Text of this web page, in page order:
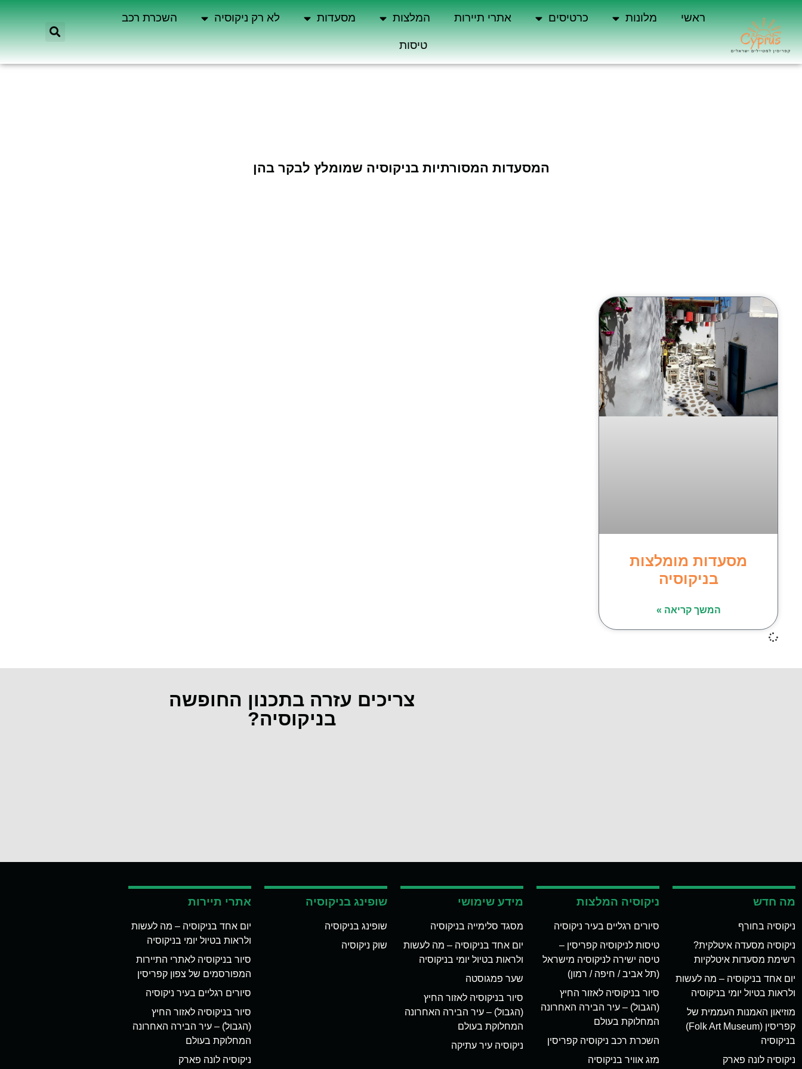
ראשי מלונות כרטיסים אתרי תיירות המלצות מסעדות לא רק ניקוסיה השכרת רכב
טיסות
המסעדות המסורתיות בניקוסיה שמומלץ לבקר בהן
מסעדות מומלצות
בניקוסיה
המשך קריאה »
צריכים עזרה בתכנון החופשה
בניקוסיה?
מה חדש
ניקוסיה בחורף
ניקוסיה מסעדה איטלקית?
רשימת מסעדות איטלקיות
יום אחד בניקוסיה – מה לעשות
ולראות בטיול יומי בניקוסיה
מוזיאון האמנות העממית של
קפריסין (Folk Art Museum)
בניקוסיה
ניקוסיה לונה פארק
ניקוסיה המלצות
סיורים רגליים בעיר ניקוסיה
טיסות לניקוסיה קפריסין –
טיסה ישירה לניקוסיה מישראל
(תל אביב / חיפה / רמון)
סיור בניקוסיה לאזור החיץ
(הגבול) – עיר הבירה האחרונה
המחלוקת בעולם
השכרת רכב ניקוסיה קפריסין
מזג אוויר בניקוסיה
מידע שימושי
מסגד סלימייה בניקוסיה
יום אחד בניקוסיה – מה לעשות
ולראות בטיול יומי בניקוסיה
שער פמגוסטה
סיור בניקוסיה לאזור החיץ
(הגבול) – עיר הבירה האחרונה
המחלוקת בעולם
ניקוסיה עיר עתיקה
שופינג בניקוסיה
שופינג בניקוסיה
שוק ניקוסיה
אתרי תיירות
יום אחד בניקוסיה – מה לעשות
ולראות בטיול יומי בניקוסיה
סיור בניקוסיה לאתרי התיירות
המפורסמים של צפון קפריסין
סיורים רגליים בעיר ניקוסיה
סיור בניקוסיה לאזור החיץ
(הגבול) – עיר הבירה האחרונה
המחלוקת בעולם
ניקוסיה לונה פארק